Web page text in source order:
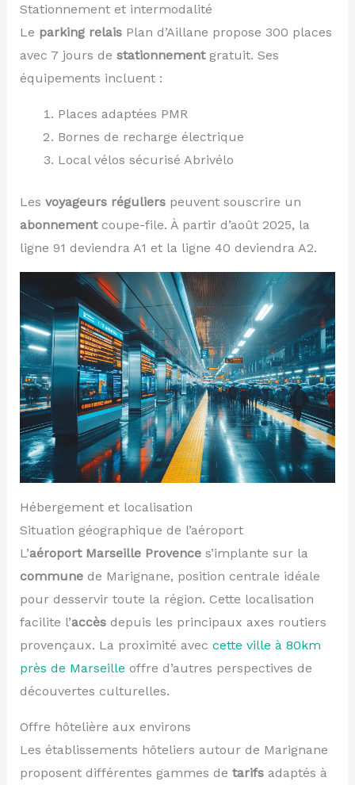
Stationnement et intermodalité
Le parking relaisPlan d’Aillane propose 300 places
avec 7 jours de stationnementgratuit. Ses
équipements incluent :
Places adaptées PMR
Bornes de recharge électrique
Local vélos sécurisé Abrivélo
Les voyageurs régulierspeuvent souscrire un
abonnementcoupe-file. À partir d’août 2025, la
ligne 91 deviendra A1 et la ligne 40 deviendra A2.
Hébergement et localisation
Situation géographique de l’aéroport
L’aéroport Marseille Provences’implante sur la
communede Marignane, position centrale idéale
pour desservir toute la région. Cette localisation
facilite l’accèsdepuis les principaux axes routiers
provençaux. La proximité avec cette ville à 80km
près de Marseille offre d’autres perspectives de
découvertes culturelles.
Offre hôtelière aux environs
Les établissements hôteliers autour de Marignane
proposent différentes gammes de tarifsadaptés à